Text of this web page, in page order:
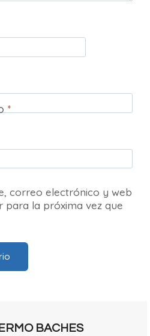
*
correo electrónico y web
para la próxima vez que
BACHES